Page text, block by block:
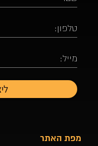
מפת האתר